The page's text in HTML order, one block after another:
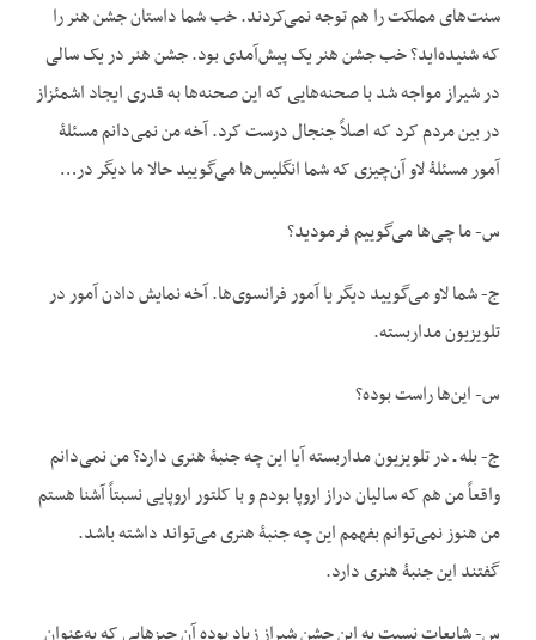
سنت‌های مملکت را هم توجه نمی‌کردند. خب شما داستان جشن هنر را
که شنیده‌اید؟ خب جشن هنر یک پیش‌آمدی بود. جشن هنر در یک سالی
در شیراز مواجه شد با صحنه‌هایی که این صحنه‌ها به قدری ایجاد اشمئزاز
در بین مردم کرد که اصلاً جنجال درست کرد. آخه من نمی‌دانم مسئلۀ
آمور مسئلۀ لاو آن‌چیزی که شما انگلیس‌ها می‌گویید حالا ما دیگر در…
س- ما چی‌ها می‌گوییم فرمودید؟
ج- شما لاو می‌گویید دیگر یا آمور فرانسوی‌ها. آخه نمایش دادن آمور در
تلویزیون مداربسته.
س- این‌ها راست بوده؟
ج- بله ـ در تلویزیون مداربسته آیا این چه جنبۀ هنری دارد؟ من نمی‌دانم
واقعاً من هم که سالیان دراز اروپا بودم و با کلتور اروپایی نسبتاً آشنا هستم
من هنوز نمی‌توانم بفهمم این چه جنبۀ هنری می‌تواند داشته باشد.
گفتند این جنبۀ هنری دارد.